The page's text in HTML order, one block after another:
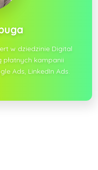
w dziedzinie Digital
płatnych kampanii
Ads, LinkedIn Ads.